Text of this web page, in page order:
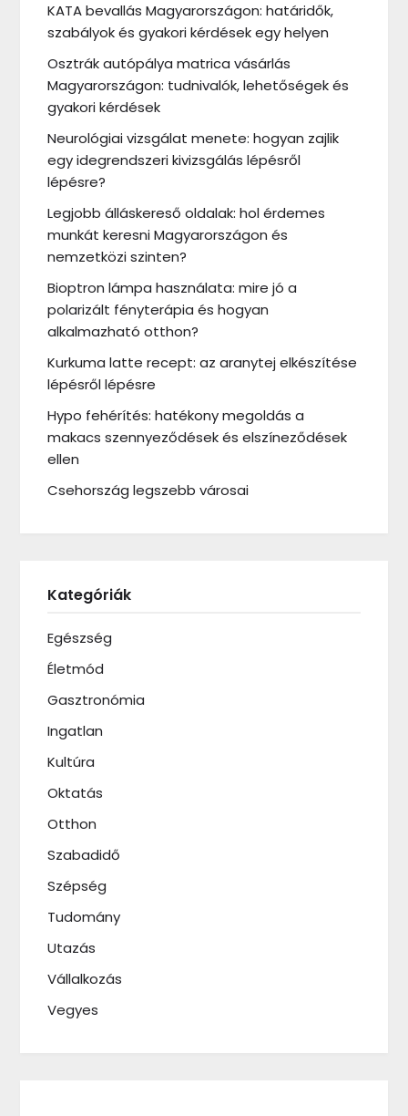
KATA bevallás Magyarországon: határidők,
szabályok és gyakori kérdések egy helyen
Osztrák autópálya matrica vásárlás
Magyarországon: tudnivalók, lehetőségek és
gyakori kérdések
Neurológiai vizsgálat menete: hogyan zajlik
egy idegrendszeri kivizsgálás lépésről
lépésre?
Legjobb álláskereső oldalak: hol érdemes
munkát keresni Magyarországon és
nemzetközi szinten?
Bioptron lámpa használata: mire jó a
polarizált fényterápia és hogyan
alkalmazható otthon?
Kurkuma latte recept: az aranytej elkészítése
lépésről lépésre
Hypo fehérítés: hatékony megoldás a
makacs szennyeződések és elszíneződések
ellen
Csehország legszebb városai
Kategóriák
Egészség
Életmód
Gasztronómia
Ingatlan
Kultúra
Oktatás
Otthon
Szabadidő
Szépség
Tudomány
Utazás
Vállalkozás
Vegyes